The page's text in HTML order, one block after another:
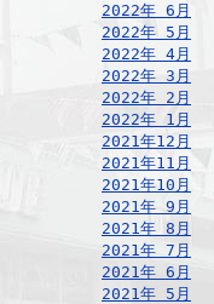
2022年 6月
2022年 5月
2022年 4月
2022年 3月
2022年 2月
2022年 1月
2021年12月
2021年11月
2021年10月
2021年 9月
2021年 8月
2021年 7月
2021年 6月
2021年 5月